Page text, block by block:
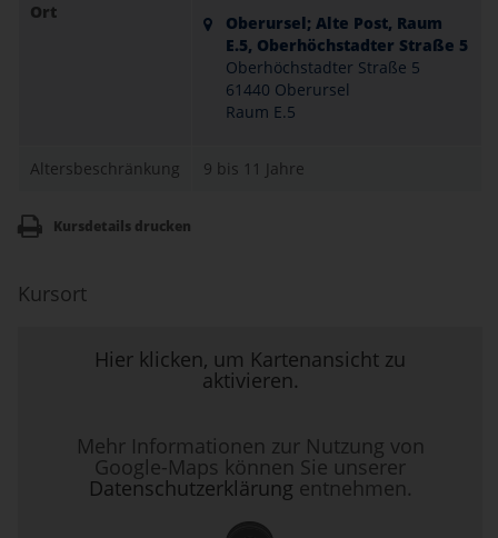
Ort
Oberursel; Alte Post, Raum
E.5, Oberhöchstadter Straße 5
Oberhöchstadter Straße 5
61440 Oberursel
Raum E.5
Altersbeschränkung 9 bis 11 Jahre
Kursdetails drucken
Kursort
Hier klicken, um Kartenansicht zu
aktivieren.
Mehr Informationen zur Nutzung von
Google-Maps können Sie unserer
Datenschutzerklärung entnehmen.